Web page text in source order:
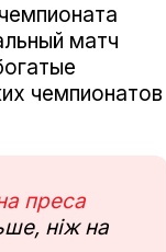
матч
чемпионатов
преса
ніж на